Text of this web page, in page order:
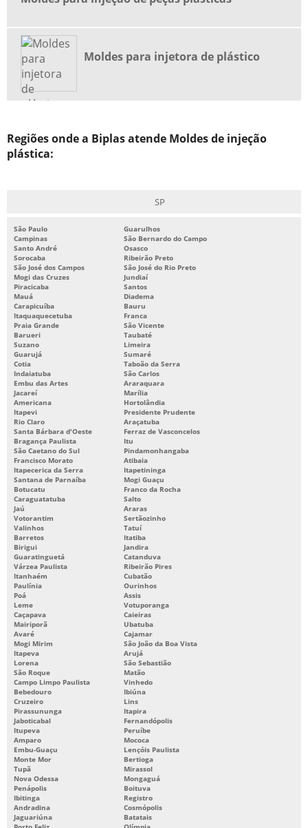
INDÚSTRIA DE INJEÇÃO DE TERMOPLÁSTICOS
INDÚSTRIA DE PLÁSTICOS
INDÚSTRIA DE PLÁSTICOS EM SP
INJEÇÃO DE PEÇAS PLÁSTICAS
MANUTENÇÃO MOLDES
MATRIZES E MOLDES PARA INJEÇÃO DE PLÁSTICOS
MOLDAGEM POR INJEÇÃO DE TERMOPLÁSTICOS
MOLDE PARA INJEÇÃO DE PLÁSTICO
MOLDES DE INJEÇÃO
MOLDES DE INJEÇÃO PLÁSTICA
MOLDES DE INJEÇÃO TERMOPLÁSTICOS
MOLDES PARA INJEÇÃO DE PEÇAS PLÁSTICAS
MOLDES PARA INJETORA DE PLÁSTICO
ONDE COMPRAR BOMBA PARA BANHEIRO QUÍMICO
ORÇAMENTO MOLDES
PEÇAS INJETADAS EM PLÁSTICO
PEÇAS PARA BANHEIRO QUÍMICO
PEÇAS PLÁSTICAS INJETADAS
PROJETO DE MOLDES PARA INJEÇÃO DE PLÁSTICOS
SERVIÇO DE INJEÇÃO DE PEÇAS PLÁSTICAS
SERVIÇO DE INJEÇÃO DE TERMOPLÁSTICOS
SERVIÇOS DE FERRAMENTÁRIA
TORNEIRA PARA LAVATÓRIO DE BANHEIRO QUÍMICO
USINAGEM DE MOLDES PARA INJEÇÃO
Moldes para injetora de plástico
Regiões onde a Biplas atende Moldes de injeção
plástica:
SP
São Paulo
Guarulhos
Campinas
São Bernardo do Campo
Santo André
Osasco
Sorocaba
Ribeirão Preto
São José dos Campos
São José do Rio Preto
Mogi das Cruzes
Jundiaí
Piracicaba
Santos
Mauá
Diadema
Carapicuíba
Bauru
Itaquaquecetuba
Franca
Praia Grande
São Vicente
Barueri
Taubaté
Suzano
Limeira
Guarujá
Sumaré
Cotia
Taboão da Serra
Indaiatuba
São Carlos
Embu das Artes
Araraquara
Jacareí
Marília
Americana
Hortolândia
Itapevi
Presidente Prudente
Rio Claro
Araçatuba
Santa Bárbara d'Oeste
Ferraz de Vasconcelos
Bragança Paulista
Itu
São Caetano do Sul
Pindamonhangaba
Francisco Morato
Atibaia
Itapecerica da Serra
Itapetininga
Santana de Parnaíba
Mogi Guaçu
Botucatu
Franco da Rocha
Caraguatatuba
Salto
Jaú
Araras
Votorantim
Sertãozinho
Valinhos
Tatuí
Barretos
Itatiba
Birigui
Jandira
Guaratinguetá
Catanduva
Várzea Paulista
Ribeirão Pires
Itanhaém
Cubatão
Paulínia
Ourinhos
Poá
Assis
Leme
Votuporanga
Caçapava
Caieiras
Mairiporã
Ubatuba
Avaré
Cajamar
Mogi Mirim
São João da Boa Vista
Itapeva
Arujá
Lorena
São Sebastião
São Roque
Matão
Campo Limpo Paulista
Vinhedo
Bebedouro
Ibiúna
Cruzeiro
Lins
Pirassununga
Itapira
Jaboticabal
Fernandópolis
Itupeva
Peruíbe
Amparo
Mococa
Embu-Guaçu
Lençóis Paulista
Monte Mor
Bertioga
Tupã
Mirassol
Nova Odessa
Mongaguá
Penápolis
Boituva
Ibitinga
Registro
Andradina
Cosmópolis
Jaguariúna
Batatais